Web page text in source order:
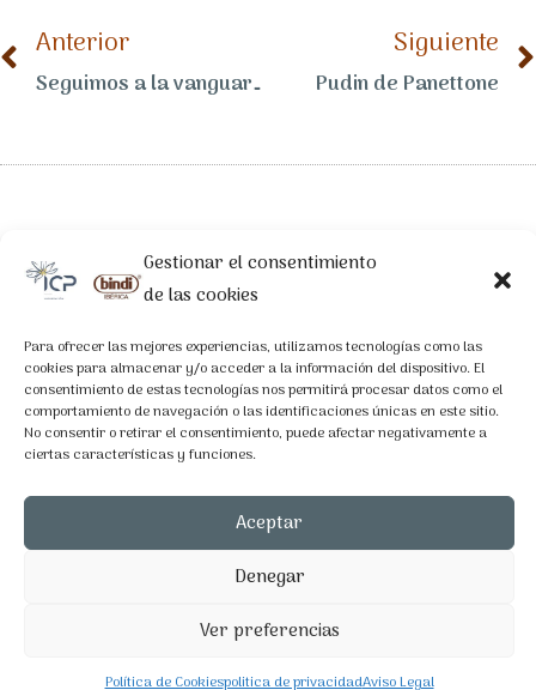
Gestionar el consentimiento
de las cookies
Para ofrecer las mejores experiencias, utilizamos tecnologías como las
cookies para almacenar y/o acceder a la información del dispositivo. El
consentimiento de estas tecnologías nos permitirá procesar datos como el
comportamiento de navegación o las identificaciones únicas en este sitio.
No consentir o retirar el consentimiento, puede afectar negativamente a
ciertas características y funciones.
Aceptar
Denegar
Ver preferencias
Política de Cookiespolitica de privacidadAviso Legal
Anterior
Seguimos a la vanguardia del postre
Siguiente
Pudin de Panettone
LEGAL
Aviso Legal
Política de Privacidad
Política de Cookies
C/Nicaragua 74-76, Bajos, 08029 Barcelona
bindi@bindiiberica.com